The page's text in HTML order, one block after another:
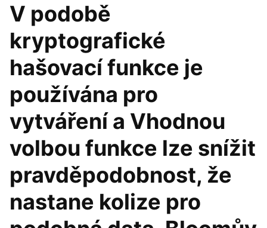
V podobě
kryptografické
hašovací funkce je
používána pro
vytváření a Vhodnou
volbou funkce lze snížit
pravděpodobnost, že
nastane kolize pro